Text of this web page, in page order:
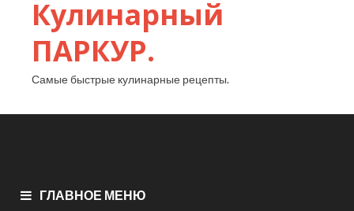
Кулинарный
ПАРКУР.
Самые быстрые кулинарные рецепты.
ГЛАВНОЕ МЕНЮ